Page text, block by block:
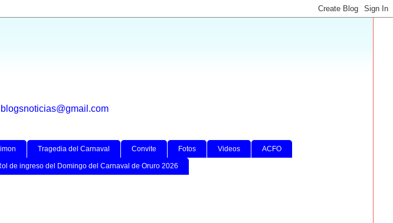
Tragedia del Carnaval Convite Fotos Videos ACFO
de ingreso del Domingo del Carnaval de Oruro 2026